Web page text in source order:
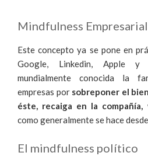
Mindfulness Empresarial
Este concepto ya se pone en
Google, Linkedin, Apple y
mundialmente conocida la
empresas por sobreponer el
éste, recaiga en la compañía,
como generalmente se hace
El mindfulness político